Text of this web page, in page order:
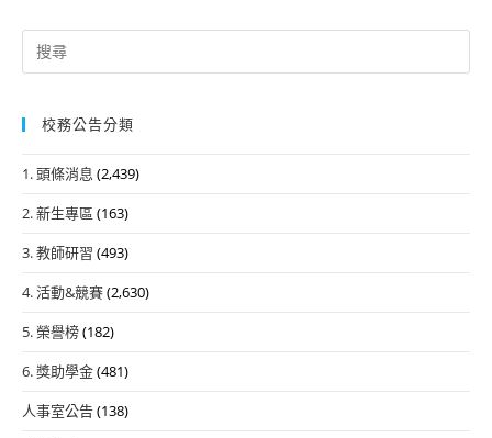
Search
for:
校務公告分類
1. 頭條消息 (2,439)
2. 新生專區 (163)
3. 教師研習 (493)
4. 活動&競賽(2,630)
5. 榮譽榜(182)
6. 獎助學金(481)
人事室公告(138)